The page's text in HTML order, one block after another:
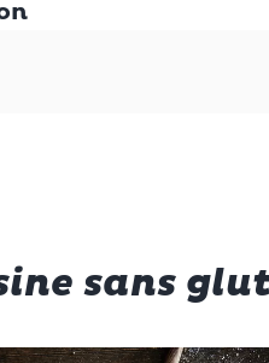
sans